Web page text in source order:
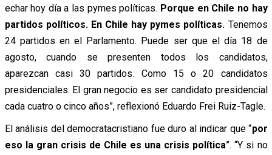
echar hoy día a las pymes políticas. Porque en Chile no hay
partidos políticos. En Chile hay pymes políticas. Tenemos
24 partidos en el Parlamento. Puede ser que el día 18 de
agosto, cuando se presenten todos los candidatos,
aparezcan casi 30 partidos. Como 15 o 20 candidatos
presidenciales. El gran negocio es ser candidato presidencial
cada cuatro o cinco años”, reflexionó Eduardo Frei Ruiz-Tagle.
El análisis del democratacristiano fue duro al indicar que “por
eso la gran crisis de Chile es una crisis política”. “Y si no